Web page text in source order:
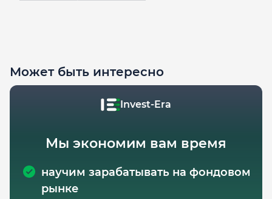
Может быть интересно
Invest-Era
Мы экономим вам время
научим зарабатывать на фондовом
рынке